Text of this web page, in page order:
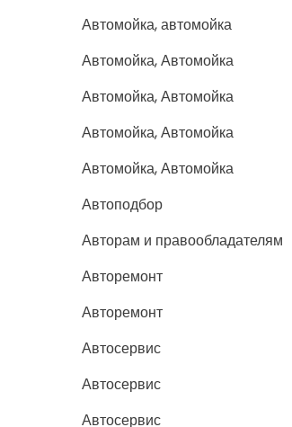
Автомойка, автомойка
Автомойка, Автомойка
Автомойка, Автомойка
Автомойка, Автомойка
Автомойка, Автомойка
Автоподбор
Авторам и правообладателям
Авторемонт
Авторемонт
Автосервис
Автосервис
Автосервис